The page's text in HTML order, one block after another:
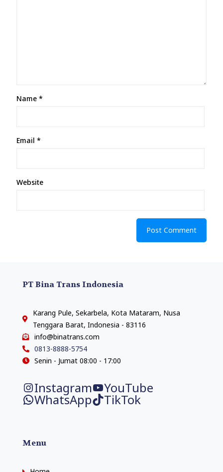
Name *
Email *
Website
PT Bina Trans Indonesia
Karang Pule, Sekarbela, Kota Mataram, Nusa
Tenggara Barat, Indonesia - 83116
info@binatrans.com
0813-8888-5754
Senin - Jumat 08:00 - 17:00
Instagram YouTube
WhatsApp TikTok
Menu